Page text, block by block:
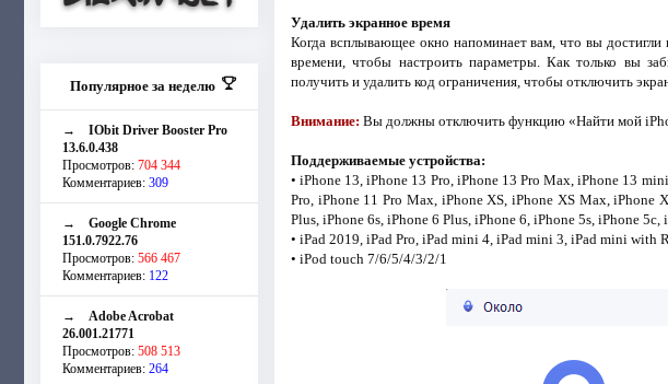
Популярное за неделю
→ IObit Driver Booster Pro
13.6.0.438
Просмотров: 704 344
Комментариев: 309
→ Google Chrome
151.0.7922.76
Просмотров: 566 467
Комментариев: 122
→ Adobe Acrobat
26.001.21771
Просмотров: 508 513
Комментариев: 264
Удалить экранное время
Когда всплывающее окно напоминает вам, что вы
времени, чтобы настроить параметры. Как только вы
получить и удалить код ограничения, чтобы отключить
Внимание: Вы должны отключить функцию «Найти мой
Поддерживаемые устройства:
• iPhone 13, iPhone 13 Pro, iPhone 13 Pro Max, iPhone 13
Pro, iPhone 11 Pro Max, iPhone XS, iPhone XS Max, iPhone
Plus, iPhone 6s, iPhone 6 Plus, iPhone 6, iPhone 5s, iPhone 5c,
• iPad 2019, iPad Pro, iPad mini 4, iPad mini 3, iPad mini with
• iPod touch 7/6/5/4/3/2/1